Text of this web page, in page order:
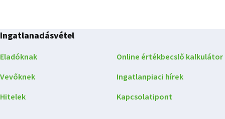
Ingatlanadásvétel
Eladóknak
Vevőknek
Hitelek
Online értékbecslő kalkulátor
Ingatlanpiaci hírek
Kapcsolatipont